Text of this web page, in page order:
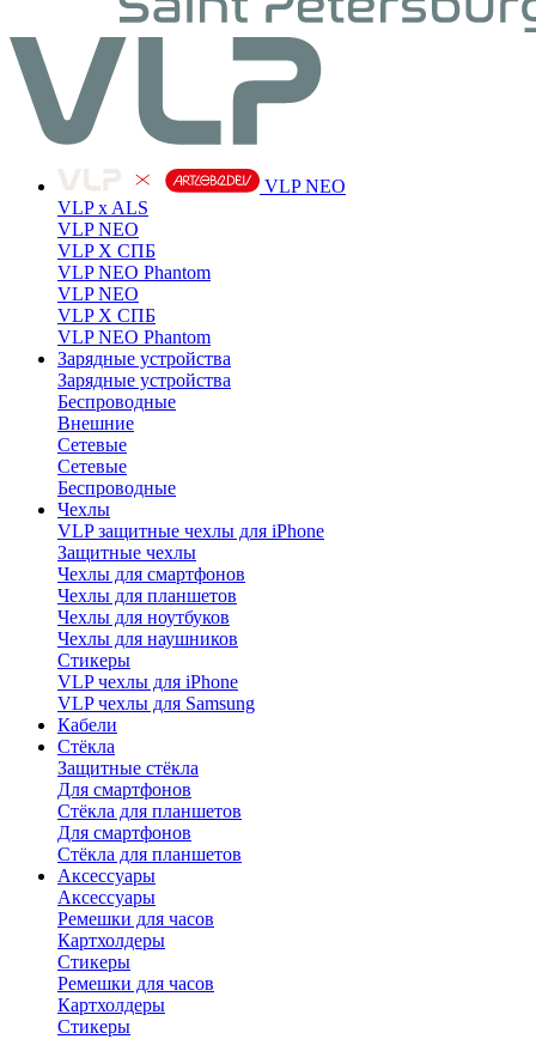
VLP NEO
VLP x ALS
VLP NEO
VLP X СПБ
VLP NEO Phantom
VLP NEO
VLP X СПБ
VLP NEO Phantom
Зарядные устройства
Зарядные устройства
Беспроводные
Внешние
Сетевые
Сетевые
Беспроводные
Чехлы
VLP защитные чехлы для iPhone
Защитные чехлы
Чехлы для смартфонов
Чехлы для планшетов
Чехлы для ноутбуков
Чехлы для наушников
Стикеры
VLP чехлы для iPhone
VLP чехлы для Samsung
Кабели
Стёкла
Защитные стёкла
Для смартфонов
Стёкла для планшетов
Для смартфонов
Стёкла для планшетов
Аксессуары
Аксессуары
Ремешки для часов
Картхолдеры
Стикеры
Ремешки для часов
Картхолдеры
Стикеры